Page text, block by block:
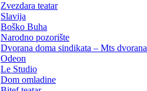
Zvezdara teatar
Slavija
Boško Buha
Narodno pozorište
Dvorana doma sindikata – Mts dvorana
Odeon
Le Studio
Dom omladine